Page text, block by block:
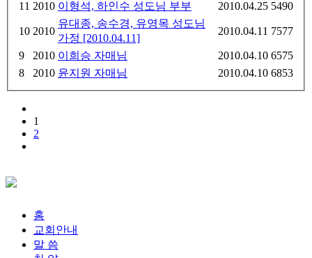
11 2010 이형석, 하인수 성도님 부부 2010.04.25 5490
10 2010
유대종, 송수경, 유영목 성도님
가정 [2010.04.11]
2010.04.11 7577
9 2010 이희승 자매님 2010.04.10 6575
8
2010 윤지원 자매님 2010.04.10 6853
1
2
홈
교회안내
말 씀